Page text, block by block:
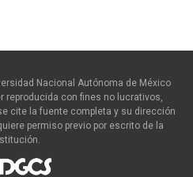
Nacional Autónoma de México
reproducida con fines no lucrativos,
cite la fuente completa y su dirección
permiso previo por escrito de la